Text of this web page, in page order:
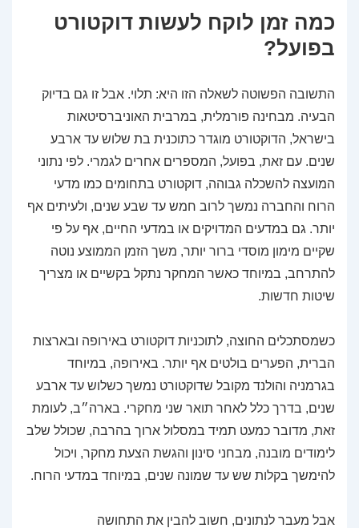
כמה זמן לוקח לעשות דוקטורט
בפועל?
התשובה הפשוטה לשאלה הזו היא: תלוי. אבל זו גם בדיוק
הבעיה. מבחינה פורמלית, במרבית האוניברסיטאות
בישראל, הדוקטורט מוגדר כתוכנית בת שלוש עד ארבע
שנים. עם זאת, בפועל, המספרים אחרים לגמרי. לפי נתוני
המועצה להשכלה גבוהה, דוקטורט בתחומים כמו מדעי
הרוח והחברה נמשך לרוב חמש עד שבע שנים, ולעיתים אף
יותר. גם במדעים המדויקים או במדעי החיים, אף על פי
שקיים מימון מוסדי ברור יותר, משך הזמן הממוצע נוטה
להתרחב, במיוחד כאשר המחקר נתקל בקשיים או מצריך
שיטות חדשות.
כשמסתכלים החוצה, לתוכניות דוקטורט באירופה ובארצות
הברית, הפערים בולטים אף יותר. באירופה, במיוחד
בגרמניה והולנד מקובל שדוקטורט נמשך כשלוש עד ארבע
שנים, בדרך כלל לאחר תואר שני מחקרי. בארה״ב, לעומת
זאת, מדובר כמעט תמיד במסלול ארוך בהרבה, שכולל שלב
לימודים מובנה, מבחני סינון והגשת הצעת מחקר, ויכול
להימשך בקלות שש עד שמונה שנים, במיוחד במדעי הרוח.
אבל מעבר לנתונים, חשוב להבין את התחושה